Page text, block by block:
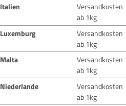
Italien Versandkosten
ab 1kg
Luxemburg Versandkosten
ab 1kg
Malta Versandkosten
ab 1kg
Niederlande Versandkosten
ab 1kg